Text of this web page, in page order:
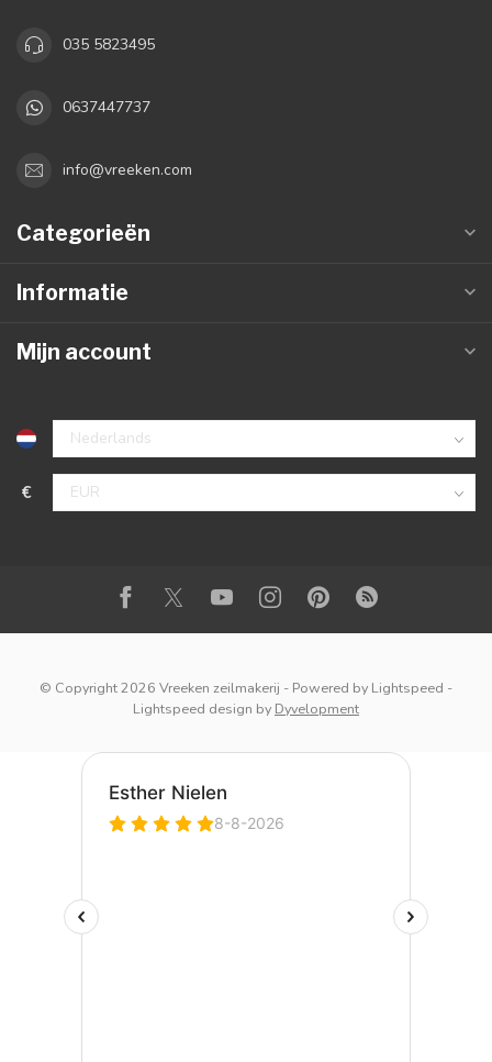
035 5823495
0637447737
info@vreeken.com
Categorieën
Informatie
Mijn account
€
© Copyright 2026 Vreeken zeilmakerij - Powered by Lightspeed -
Lightspeed design by Dyvelopment